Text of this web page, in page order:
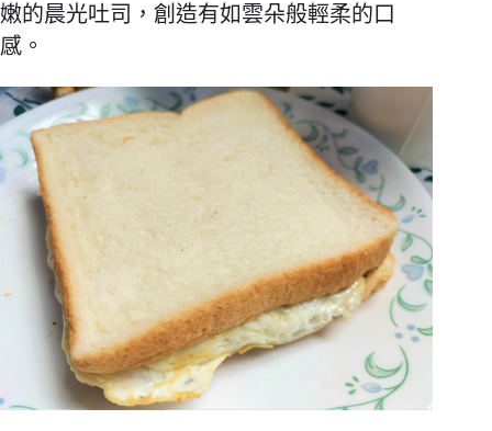
嫩的晨光吐司，創造有如雲朵般輕柔的口
感。